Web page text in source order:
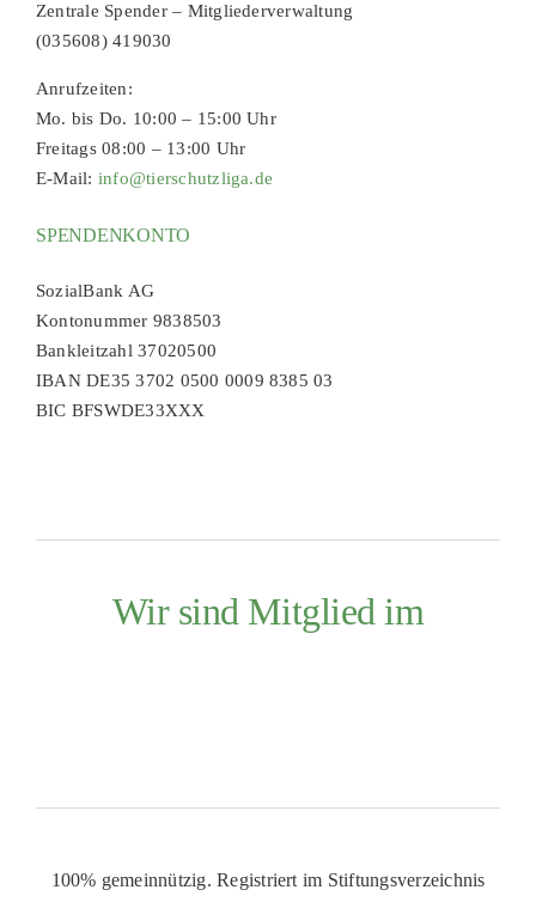
Zentrale Spender – Mitgliederverwaltung
(035608) 419030
Anrufzeiten:
Mo. bis Do. 10:00 – 15:00 Uhr
Freitags 08:00 – 13:00 Uhr
E-Mail: info@tierschutzliga.de
SPENDENKONTO
SozialBank AG
Kontonummer 9838503
Bankleitzahl 37020500
IBAN DE35 3702 0500 0009 8385 03
BIC BFSWDE33XXX
Wir sind Mitglied im
100% gemeinnützig. Registriert im Stiftungsverzeichnis